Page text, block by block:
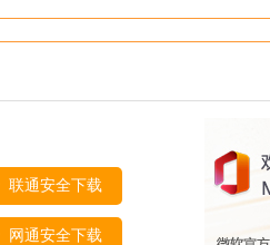
联通安全下载
网通安全下载